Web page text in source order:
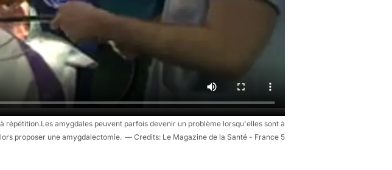
amygdales peuvent parfois devenir un problème lorsqu'elles sont à
proposer une amygdalectomie.
Le Magazine de la Santé - France 5